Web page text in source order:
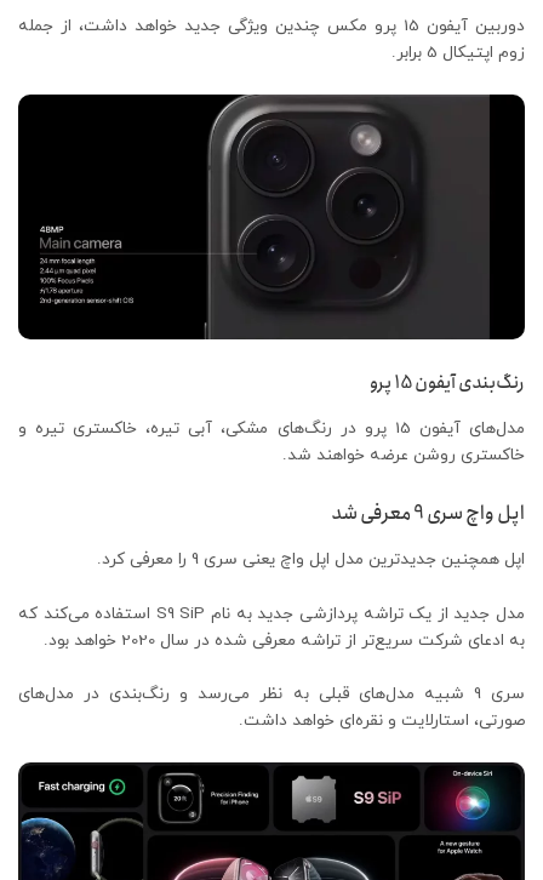
دوربین آیفون 15 پرو مکس چندین ویژگی جدید خواهد داشت، از جمله
زوم اپتیکال 5 برابر.
رنگ‌بندی آیفون 15 پرو
مدل‌های آیفون 15 پرو در رنگ‌های مشکی، آبی تیره، خاکستری تیره و
خاکستری روشن عرضه خواهند شد.
اپل واچ سری 9 معرفی شد
اپل همچنین جدیدترین مدل اپل واچ یعنی سری 9 را معرفی کرد.
مدل جدید از یک تراشه پردازشی جدید به نام S9 SiP استفاده می‌کند که
به ادعای شرکت سریع‌تر از تراشه معرفی شده در سال 2020 خواهد بود.
سری 9 شبیه مدل‌های قبلی به نظر می‌رسد و رنگ‌بندی در مدل‌های
صورتی، استارلایت و نقره‌ای خواهد داشت.